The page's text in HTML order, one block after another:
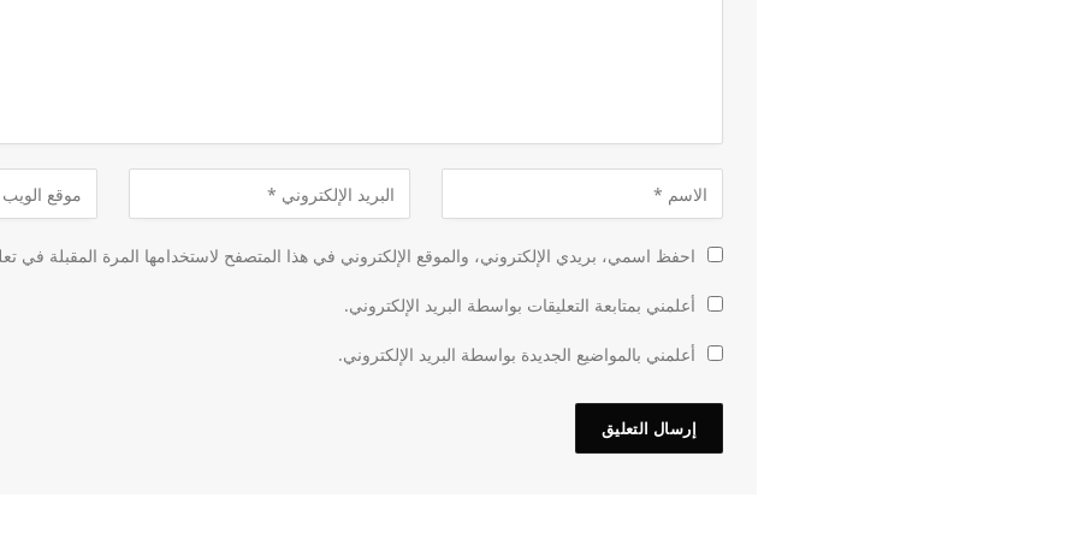
احفظ اسمي، بريدي الإلكتروني، والموقع الإلكتروني في هذا المتصفح لاستخدامها المرة المقبلة في
أعلمني بمتابعة التعليقات بواسطة البريد الإلكتروني.
أعلمني بالمواضيع الجديدة بواسطة البريد الإلكتروني.